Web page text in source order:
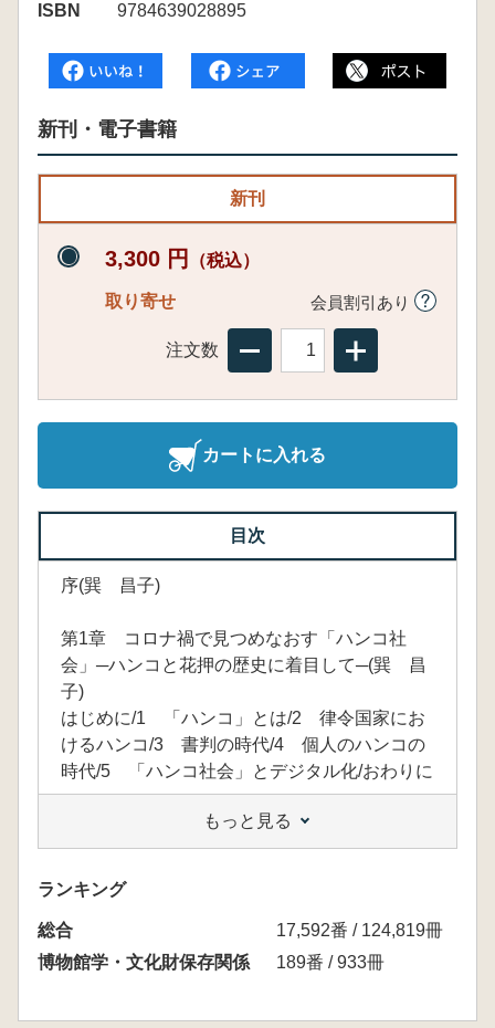
ISBN
9784639028895
新刊・電子書籍
新刊
3,300 円 （税込）
取り寄せ 会員割引あり
注文数
カートに入れる
目次
序(巽 昌子)
第1章 コロナ禍で見つめなおす「ハンコ社
会」─ハンコと花押の歴史に着目して─(巽 昌
子)
はじめに/1 「ハンコ」とは/2 律令国家にお
けるハンコ/3 書判の時代/4 個人のハンコの
時代/5 「ハンコ社会」とデジタル化/おわりに
〈補論〉 現代と中世の儀式に見る「継承」へ
の努力─入学式・卒業式・元日節会─(大薮 海)
はじめに/1 コロナ禍の入学式・卒業式/2 応
仁・文明の乱後の元日節会と平座開催/おわり
に
もっと見る
ランキング
総合
17,592番 / 124,819冊
博物館学・文化財保存関係
189番 / 933冊